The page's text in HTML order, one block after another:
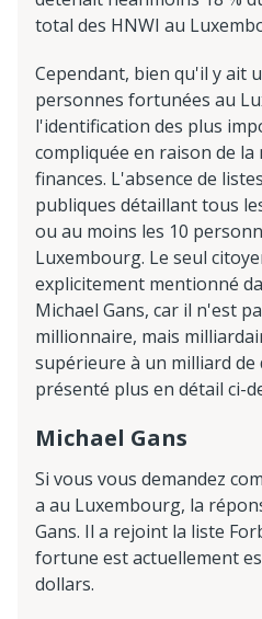
total des HNWI au
Cependant, bien qu'il y ait
personnes fortunées au
l'identification des plus
compliquée en raison de
finances. L'absence de
publiques détaillant tous
ou au moins les 10
Luxembourg. Le seul
explicitement mentionné
Michael Gans, car il n'est
millionnaire, mais
supérieure à un milliard
présenté plus en détail ci-
Michael Gans
Si vous vous demandez
a au Luxembourg, la
Gans. Il a rejoint la liste
fortune est actuellement
dollars.